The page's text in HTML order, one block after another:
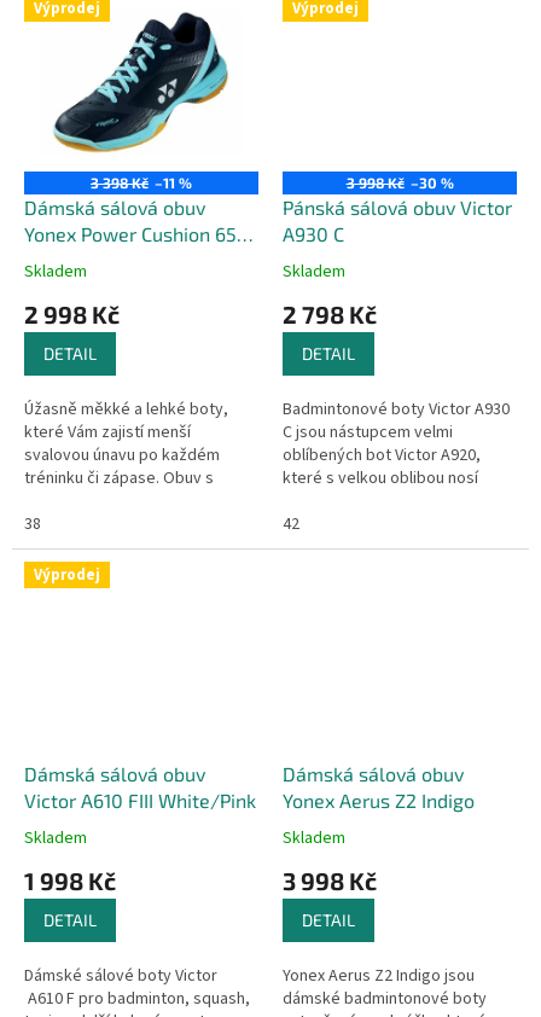
Výprodej
3 398 Kč –11 %
Dámská sálová obuv
Yonex Power Cushion 65Z3
Navy/Saxe
Skladem
2 998 Kč
DETAIL
Úžasně měkké a lehké boty,
které Vám zajistí menší
svalovou únavu po každém
tréninku či zápase. Obuv s
skvěle pohlcuje nárazy a
následně vkládá energii...
38
Výprodej
3 998 Kč –30 %
Pánská sálová obuv Victor
A930 C
Skladem
2 798 Kč
DETAIL
Badmintonové boty Victor A930
C jsou nástupcem velmi
oblíbených bot Victor A920,
které s velkou oblibou nosí
boty jsou vybaveny
nejnovějšími a...
42
Výprodej
Dámská sálová obuv
Victor A610 FIII White/Pink
Skladem
1 998 Kč
DETAIL
Dámské sálové boty Victor
A610 F pro badminton, squash,
Dámská sálová obuv
Yonex Aerus Z2 Indigo
Skladem
3 998 Kč
DETAIL
Yonex Aerus Z2 Indigo jsou
dámské badmintonové boty